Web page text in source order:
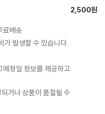
2,500원
료배송
가 발생할 수 있습니다.
정일 정보를 제공하고
거나 상품이 품절될 수